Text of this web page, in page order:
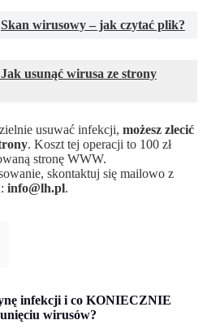
Skan wirusowy – jak czytać plik?
usunąć wirusa ze strony
usuwać infekcji, możesz zlecić
. Koszt tej operacji to 100 zł
stronę WWW.
skontaktuj się mailowo z
info@lh.pl.
infekcji i co KONIECZNIE
wirusów?